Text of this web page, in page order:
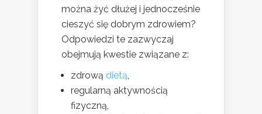
można żyć dłużej i jednocześnie
cieszyć się dobrym zdrowiem?
Odpowiedzi te zazwyczaj
obejmują kwestie związane z:
zdrową dietą
regularną aktywnością
fizyczną,